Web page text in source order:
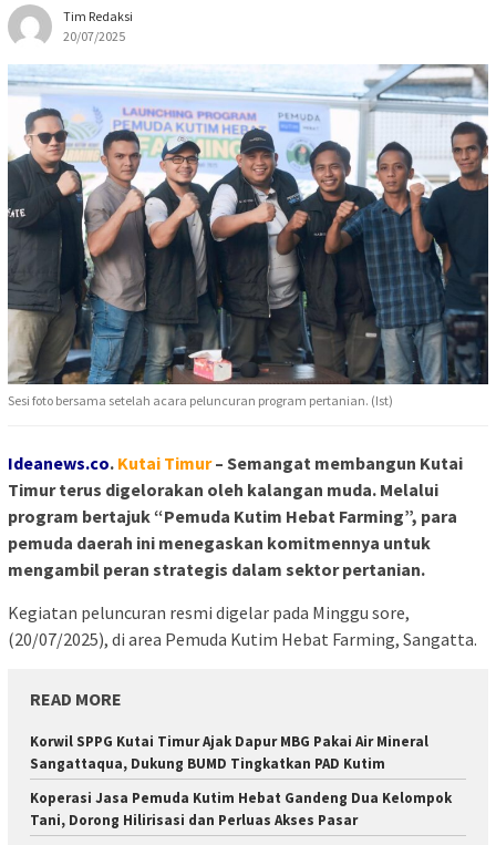
Tim Redaksi
20/07/2025
Sesi foto bersama setelah acara peluncuran program pertanian. (Ist)
Ideanews.co. Kutai Timur– Semangat membangun Kutai
Timur terus digelorakan oleh kalangan muda. Melalui
program bertajuk “Pemuda Kutim Hebat Farming”, para
pemuda daerah ini menegaskan komitmennya untuk
mengambil peran strategis dalam sektor pertanian.
Kegiatan peluncuran resmi digelar pada Minggu sore,
(20/07/2025), di area Pemuda Kutim Hebat Farming, Sangatta.
READ MORE
Korwil SPPG Kutai Timur Ajak Dapur MBG Pakai Air Mineral
Sangattaqua, Dukung BUMD Tingkatkan PAD Kutim
Koperasi Jasa Pemuda Kutim Hebat Gandeng Dua Kelompok
Tani, Dorong Hilirisasi dan Perluas Akses Pasar